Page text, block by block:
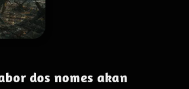
dos nomes akan